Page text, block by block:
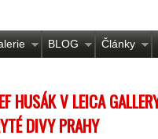
BLOG Články
HUSÁK V LEICA
DIVY PRAHY